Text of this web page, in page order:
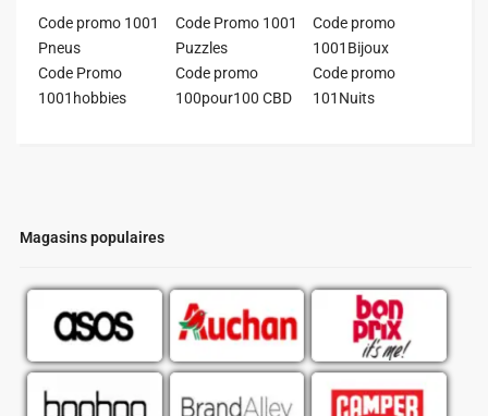
Magasins populaires
Code promo 1001
Pneus
Code Promo 1001
Puzzles
Code promo
1001Bijoux
Code Promo
1001hobbies
Code promo
100pour100 CBD
Code promo
101Nuits